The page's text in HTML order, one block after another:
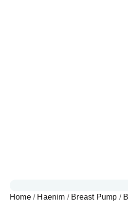
Home/ Haenim / Breast Pump /